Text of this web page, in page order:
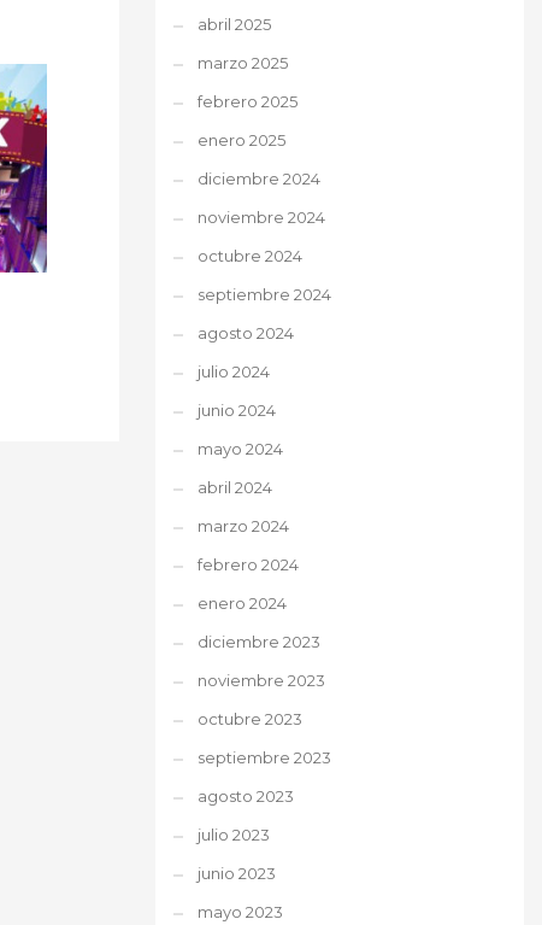
abril 2025
marzo 2025
febrero 2025
enero 2025
diciembre 2024
noviembre 2024
octubre 2024
septiembre 2024
agosto 2024
julio 2024
junio 2024
mayo 2024
abril 2024
marzo 2024
febrero 2024
enero 2024
diciembre 2023
noviembre 2023
octubre 2023
septiembre 2023
agosto 2023
julio 2023
junio 2023
mayo 2023